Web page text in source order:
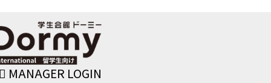
MANAGER LOGIN